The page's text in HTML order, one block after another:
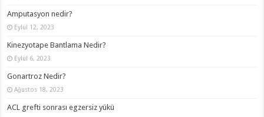
Amputasyon nedir?
Eylül 12, 2023
Kinezyotape Bantlama Nedir?
Eylül 6, 2023
Gonartroz Nedir?
Ağustos 18, 2023
ACL grefti sonrası egzersiz yükü